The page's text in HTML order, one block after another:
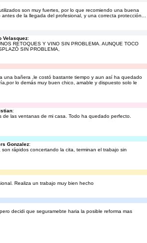
son muy fuertes, por lo que recomiendo una buena
de la llegada del profesional, y una correcta protección...
Velasquez:
RETOQUES Y VINO SIN PROBLEMA. AUNQUE TOCO
SIN PROBLEMA,
una bañera ,le costó bastante tiempo y aun así ha quedado
lo demás muy buen chico, amable y dispuesto solo le
:
de las ventanas de mi casa. Todo ha quedado perfecto.
Gonzalez:
rápidos concertando la cita, terminan el trabajo sin
Realiza un trabajo muy bien hecho
decidi que seguramebte haria la posible reforma mas